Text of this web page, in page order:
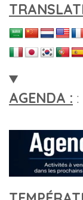
AGENDA : :